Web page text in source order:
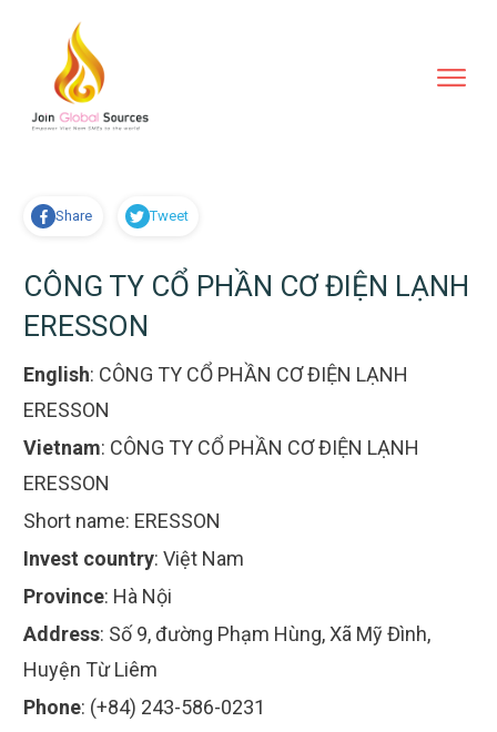
Share Tweet
CÔNG TY CỔ PHẦN CƠ ĐIỆN LẠNH
ERESSON
English: CÔNG TY CỔ PHẦN CƠ ĐIỆN LẠNH
ERESSON
Vietnam: CÔNG TY CỔ PHẦN CƠ ĐIỆN LẠNH
ERESSON
Short name: ERESSON
Invest country: Việt Nam
Province: Hà Nội
Address: Số 9, đường Phạm Hùng, Xã Mỹ Đình,
Huyện Từ Liêm
Phone: (+84) 243-586-0231